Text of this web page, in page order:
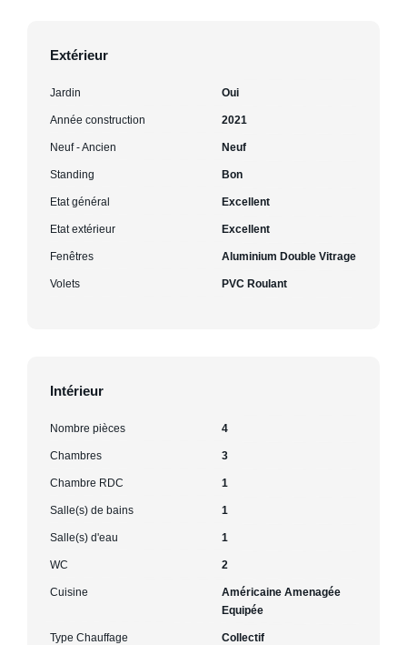
Extérieur
Jardin Oui
Année construction 2021
Neuf - Ancien Neuf
Standing Bon
Etat général Excellent
Etat extérieur Excellent
Fenêtres Aluminium Double Vitrage
Volets PVC Roulant
Intérieur
Nombre pièces 4
Chambres 3
Chambre RDC 1
Salle(s) de bains 1
Salle(s) d'eau 1
WC 2
Cuisine
Américaine Amenagée
Equipée
Type Chauffage Collectif